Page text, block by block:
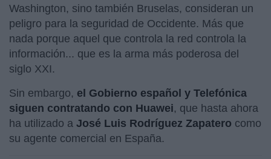
Washington, sino también Bruselas, consideran un
peligro para la seguridad de Occidente. Más que
nada porque aquel que controla la red controla la
información... que es la arma más poderosa del
siglo XXI.
Sin embargo, el Gobierno español y Telefónica
siguen contratando con Huawei, que hasta ahora
ha utilizado a José Luis Rodríguez Zapatero como
su agente comercial en España.